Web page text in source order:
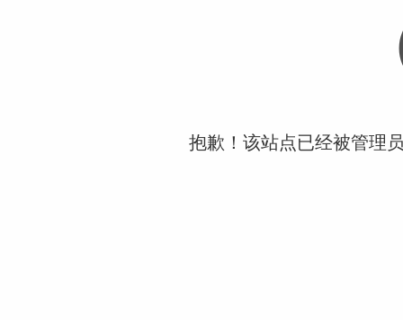
抱歉！该站点已经被管理